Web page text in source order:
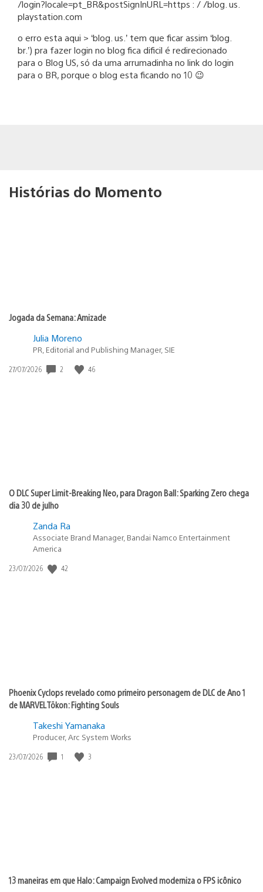
/login?locale=pt_BR&postSignInURL=https : / /blog. us.
playstation.com
o erro esta aqui > ‘blog. us.’ tem que ficar assim ‘blog.
br.’) pra fazer login no blog fica dificil é redirecionado
para o Blog US, só da uma arrumadinha no link do login
para o BR, porque o blog esta ficando no 10 😉
Histórias do Momento
Jogada da Semana: Amizade
Julia Moreno
PR, Editorial and Publishing Manager, SIE
Data
27/07/2026 2 46
O DLC Super Limit-Breaking Neo, para Dragon Ball: Sparking Zero chega
dia 30 de julho
Zanda Ra
Associate Brand Manager, Bandai Namco Entertainment
America
Data
23/07/2026 42
Phoenix Cyclops revelado como primeiro personagem de DLC de Ano 1
de MARVEL Tōkon: Fighting Souls
Takeshi Yamanaka
Producer, Arc System Works
Data
23/07/2026 1 3
13 maneiras em que Halo: Campaign Evolved moderniza o FPS icônico